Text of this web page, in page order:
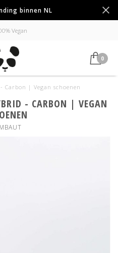
binnen NL
Vegan
0
Carbon | Vegan schoenen
- CARBON | VEGAN